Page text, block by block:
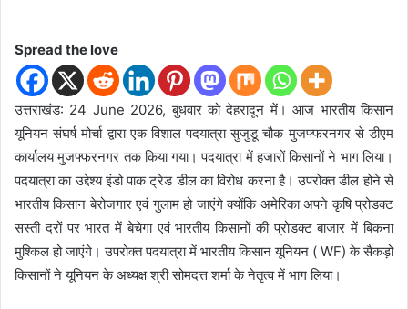
Spread the love
उत्तराखंड: 24 June 2026, बुधवार को देहरादून में। आज भारतीय किसान
यूनियन संघर्ष मोर्चा द्वारा एक विशाल पदयात्रा सुजुडू चौक मुजफ्फरनगर से डीएम
कार्यालय मुजफ्फरनगर तक किया गया। पदयात्रा में हजारों किसानों ने भाग लिया।
पदयात्रा का उद्देश्य इंडो पाक ट्रेड डील का विरोध करना है। उपरोक्त डील होने से
भारतीय किसान बेरोजगार एवं गुलाम हो जाएंगे क्योंकि अमेरिका अपने कृषि प्रोडक्ट
सस्ती दरों पर भारत में बेचेगा एवं भारतीय किसानों की प्रोडक्ट बाजार में बिकना
मुश्किल हो जाएंगे। उपरोक्त पदयात्रा में भारतीय किसान यूनियन ( WF) के सैकड़ो
किसानों ने यूनियन के अध्यक्ष श्री सोमदत्त शर्मा के नेतृत्व में भाग लिया।